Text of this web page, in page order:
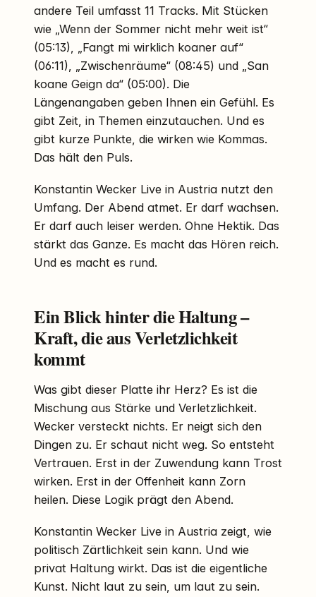
andere Teil umfasst 11 Tracks. Mit Stücken
wie „Wenn der Sommer nicht mehr weit ist“
(05:13), „Fangt mi wirklich koaner auf“
(06:11), „Zwischenräume“ (08:45) und „San
koane Geign da“ (05:00). Die
Längenangaben geben Ihnen ein Gefühl. Es
gibt Zeit, in Themen einzutauchen. Und es
gibt kurze Punkte, die wirken wie Kommas.
Das hält den Puls.
Konstantin Wecker Live in Austria nutzt den
Umfang. Der Abend atmet. Er darf wachsen.
Er darf auch leiser werden. Ohne Hektik. Das
stärkt das Ganze. Es macht das Hören reich.
Und es macht es rund.
Ein Blick hinter die Haltung –
Kraft, die aus Verletzlichkeit
kommt
Was gibt dieser Platte ihr Herz? Es ist die
Mischung aus Stärke und Verletzlichkeit.
Wecker versteckt nichts. Er neigt sich den
Dingen zu. Er schaut nicht weg. So entsteht
Vertrauen. Erst in der Zuwendung kann Trost
wirken. Erst in der Offenheit kann Zorn
heilen. Diese Logik prägt den Abend.
Konstantin Wecker Live in Austria zeigt, wie
politisch Zärtlichkeit sein kann. Und wie
privat Haltung wirkt. Das ist die eigentliche
Kunst. Nicht laut zu sein, um laut zu sein.